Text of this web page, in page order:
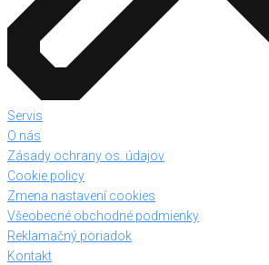
Servis
O nás
Zásady ochrany os. údajov
Cookie policy
Zmena nastavení cookies
Všeobecné obchodné podmienky
Reklamačný poriadok
Kontakt